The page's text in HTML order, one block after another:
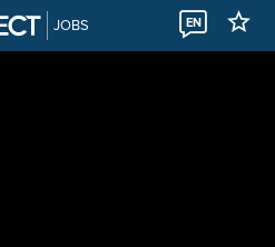
JOBS EN